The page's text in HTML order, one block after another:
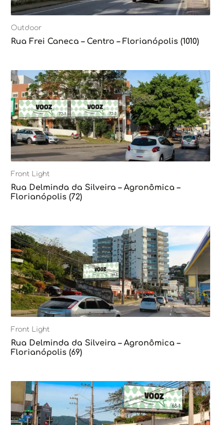
Outdoor
Rua Frei Caneca – Centro – Florianópolis (1010)
Front Light
Rua Delminda da Silveira – Agronômica –
Florianópolis (72)
Front Light
Rua Delminda da Silveira – Agronômica –
Florianópolis (69)